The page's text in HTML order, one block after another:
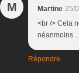
M Martine 25/
<br /> Cela
Répondre